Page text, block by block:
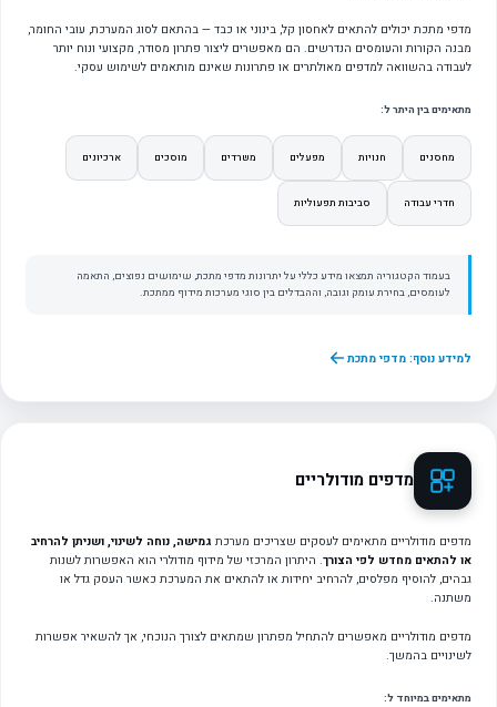
מדפי מתכת יכולים להתאים לאחסון קל, בינוני או כבד — בהתאם לסוג המערכת, עובי החומר,
מבנה הקורות והעומסים הנדרשים. הם מאפשרים ליצור פתרון מסודר, מקצועי ונוח יותר
לעבודה בהשוואה למדפים מאולתרים או פתרונות שאינם מותאמים לשימוש עסקי.
מתאימים בין היתר ל:
מחסנים חנויות מפעלים משרדים מוסכים ארכיונים
חדרי עבודה סביבות תפעוליות
בעמוד הקטגוריה תמצאו מידע כללי על יתרונות מדפי מתכת, שימושים נפוצים, התאמה
לעומסים, בחירת עומק וגובה, וההבדלים בין סוגי מערכות מידוף ממתכת.
למידע נוסף: מדפי מתכת
מדפים מודולריים
מדפים מודולריים מתאימים לעסקים שצריכים מערכת גמישה, נוחה לשינוי, ושניתן להרחיב
או להתאים מחדש לפי הצורך. היתרון המרכזי של מידוף מודולרי הוא האפשרות לשנות
גבהים, להוסיף מפלסים, להרחיב יחידות או להתאים את המערכת כאשר העסק גדל או
משתנה.
מדפים מודולריים מאפשרים להתחיל מפתרון שמתאים לצורך הנוכחי, אך להשאיר אפשרות
לשינויים בהמשך.
מתאימים במיוחד ל: